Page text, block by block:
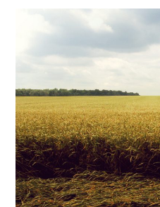
Verfassungsschutz-
Bericht?